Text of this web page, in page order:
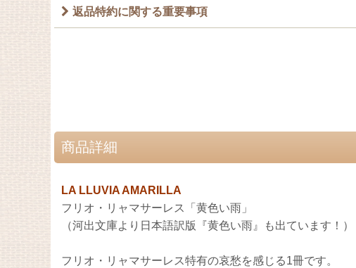
返品特約に関する重要事項
商品詳細
LA LLUVIA AMARILLA
フリオ・リャマサーレス「黄色い雨」
（河出文庫より日本語訳版『黄色い雨』も出ています！）
フリオ・リャマサーレス特有の哀愁を感じる1冊です。